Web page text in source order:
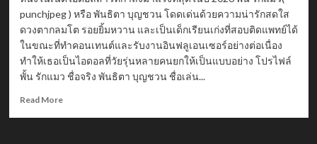
punchjpeg ) หรือ พันธิตา บุญชวน โดดเด่นด้วยความน่ารักสดใส
ดวงตากลมโต รอยยิ้มหวาน และเป็นเด็กเรียนเก่งที่สอบติดแพทย์ได้
ในขณะที่ทำคอนเทนต์และรับงานอินฟลูเอนเซอร์อย่างต่อเนื่อง
ทำให้เธอเป็นไอดอลที่วัยรุ่นหลายคนยกให้เป็นแบบอย่าง โปรไฟล์
พั้น รักแมว ชื่อจริง พันธิตา บุญชวน ชื่อเล่น...
Read MoreRead